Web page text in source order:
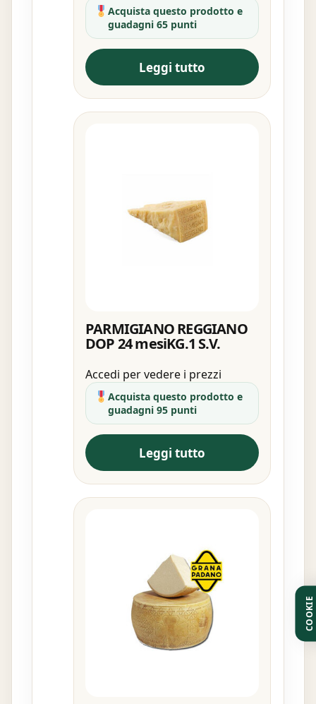
Acquista questo prodotto e
guadagni 65 punti
Leggi tutto
PARMIGIANO REGGIANO
DOP 24 mesiKG.1 S.V.
Accedi per vedere i prezzi
Acquista questo prodotto e
guadagni 95 punti
Leggi tutto
COOKIE